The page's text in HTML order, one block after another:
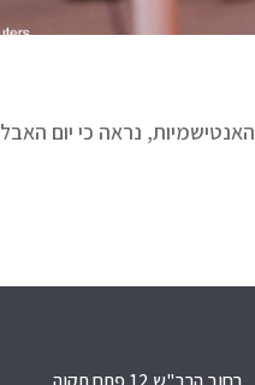
נראה כי יום האבל